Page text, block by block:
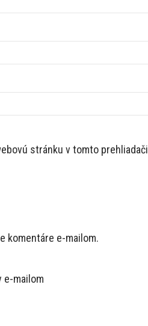
stránku v tomto
komentáre e-mailom.
e-mailom